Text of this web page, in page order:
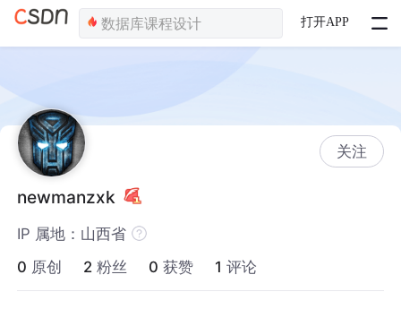
打开APP
关注
newmanzxk
IP 属地：山西省
0 原创 2 粉丝 0 获赞 1 评论